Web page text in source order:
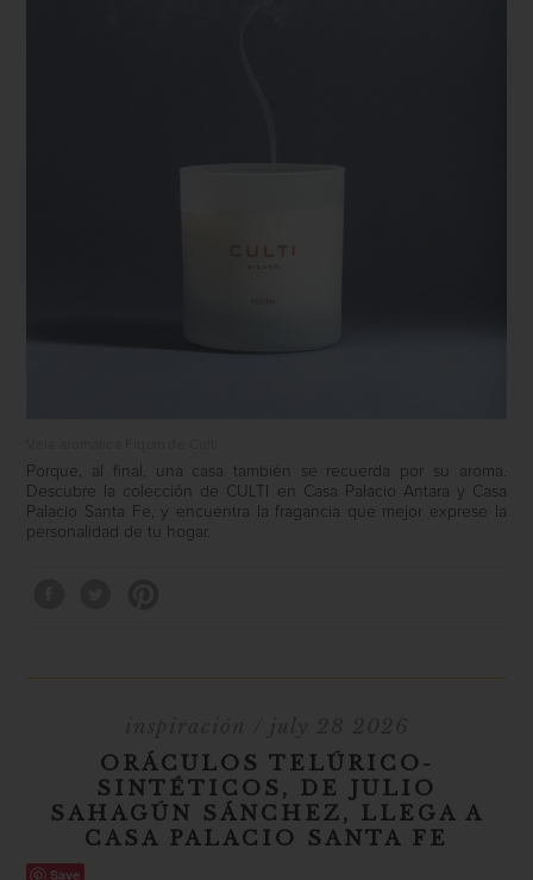
Porque, al final, una casa también se recuerda por su aroma.
Descubre la colección de CULTI en Casa Palacio Antara y Casa
Palacio Santa Fe, y encuentra la fragancia que mejor exprese la
personalidad de tu hogar.
ORÁCULOS TELÚRICO-
SINTÉTICOS, DE JULIO
SAHAGÚN SÁNCHEZ, LLEGA A
CASA PALACIO SANTA FE
Save